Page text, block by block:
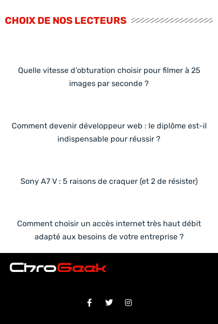
CHOIX DE NOS LECTEURS
Quelle vitesse d’obturation choisir pour filmer à 25
images par seconde ?
Comment devenir développeur web : le diplôme est-il
indispensable pour réussir ?
Sony A7 V : 5 raisons de craquer (et 2 de résister)
Comment choisir un accès internet très haut débit
adapté aux besoins de votre entreprise ?